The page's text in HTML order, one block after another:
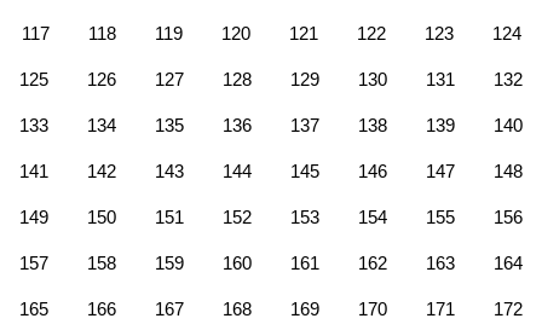
117 118 119 120 121 122 123 124
125 126 127 128 129 130 131 132
133 134 135 136 137 138 139 140
141 142 143 144 145 146 147 148
149 150 151 152 153 154 155 156
157 158 159 160 161 162 163 164
165 166 167 168 169 170 171 172